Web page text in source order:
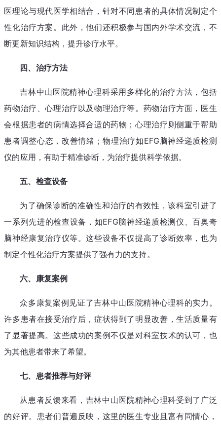
医理论与现代医学相结合，针对不同患者的具体情况制定个
性化治疗方案。此外，他们还积极参与国内外学术交流，不
断更新知识结构，提升诊疗水平。
四、治疗方法
吉林中山医院精神心理科采用多样化的治疗方法，包括
药物治疗、心理治疗以及物理治疗等。药物治疗方面，医生
会根据患者的病情选择合适的药物；心理治疗则侧重于帮助
患者调整心态，改善情绪；物理治疗如EFG脑神经递质检测
仪的应用，有助于精准诊断，为治疗提供科学依据。
五、检查设备
为了确保诊断的准确性和治疗的有效性，该科室引进了
一系列先进的检查设备，如EFG脑神经递质检测仪、百奥奇
脑神经康复治疗仪等。这些设备不仅提高了诊断效率，也为
制定个性化治疗方案提供了强有力的支持。
六、康复案例
众多康复案例见证了吉林中山医院精神心理科的实力。
许多患者在接受治疗后，症状得到了明显改善，生活质量有
了显著提高。这些成功的案例不仅是对科室技术的认可，也
为其他患者带来了希望。
七、患者推荐与好评
从患者反馈来看，吉林中山医院精神心理科受到了广泛
的好评。患者们普遍反映，这里的医生专业且富有同情心，